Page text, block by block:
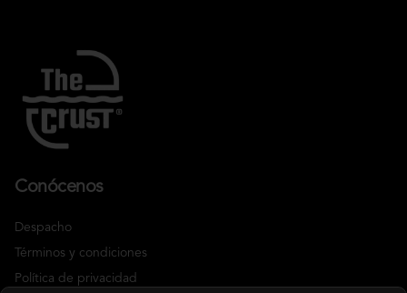
Conócenos
Despacho
Términos y condiciones
Política de privacidad